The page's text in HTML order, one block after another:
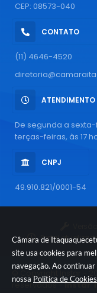
Câmara de
site usa cookies para
navegação. Ao
nossa Política de Cookies
CEP: 08573-040
CONTATO
(11) 4646-4520
ATENDIMENTO
De segunda a sexta-
terças-feiras, às 17
CNPJ
49.910.821/0001-54
Portal
© Copyright Instar -
reservados -Instar